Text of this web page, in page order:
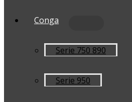
Conga
Serie 750 890
Serie 950